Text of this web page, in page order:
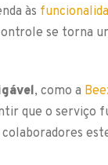
às
se torna
, como a
que o serviço